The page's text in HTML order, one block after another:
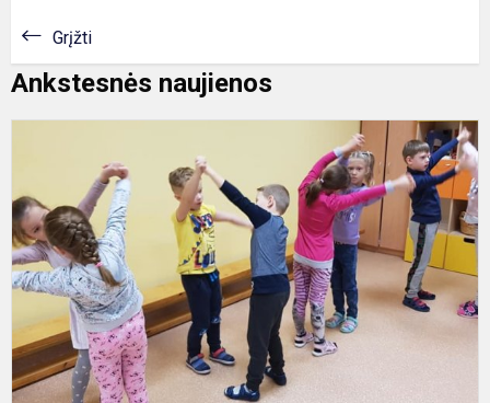
Grįžti
Ankstesnės naujienos